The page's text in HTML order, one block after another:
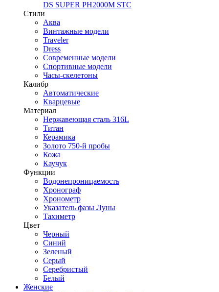
DS SUPER PH2000M STC
Стили
Аква
Винтажные модели
Traveler
Dress
Современные модели
Спортивные модели
Часы-скелетоны
Калибр
Автоматические
Кварцевые
Материал
Нержавеющая сталь 316L
Титан
Керамика
Золото 750-й пробы
Кожа
Каучук
Функции
Водонепроницаемость
Хронограф
Хронометр
Указатель фазы Луны
Тахиметр
Цвет
Черный
Синий
Зеленый
Серый
Серебристый
Белый
Женские